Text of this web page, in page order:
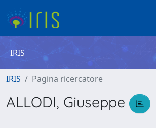
IRIS
IRIS Pagina ricercatore
ALLODI, Giuseppe